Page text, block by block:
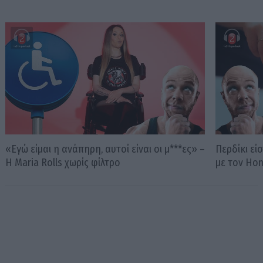
«Εγώ είμαι η ανάπηρη, αυτοί είναι οι μ***ες» –
Η Maria Rolls χωρίς φίλτρο
Περδίκι
με τον